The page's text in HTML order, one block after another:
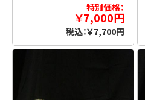
特別価格：
￥7,000円
税込：￥7,700円